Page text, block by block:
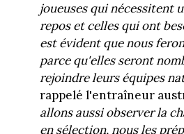
joueuses qui nécessitent
repos et celles qui ont
est évident que nous
parce qu'elles seront
rejoindre leurs équipes
rappelé l'entraîneur
allons aussi observer la
en sélection, nous les